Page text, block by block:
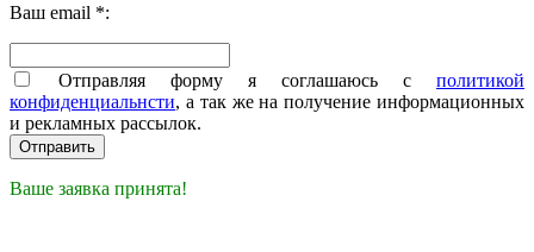
Ваш email *:
Отправляя форму я соглашаюсь с политикой
конфиденциальнсти, а так же на получение информационных
и рекламных рассылок.
Ваше заявка принята!